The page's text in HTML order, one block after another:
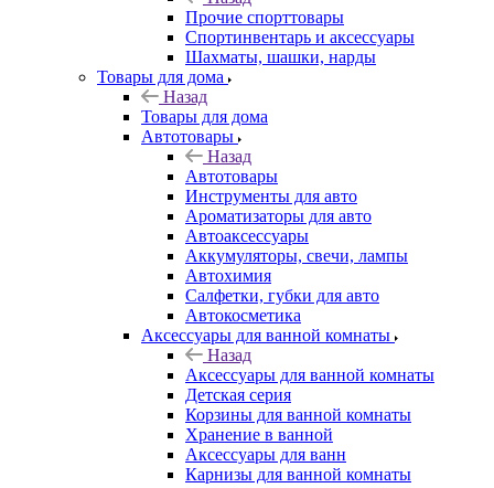
Прочие спорттовары
Спортинвентарь и аксессуары
Шахматы, шашки, нарды
Товары для дома
Назад
Товары для дома
Автотовары
Назад
Автотовары
Инструменты для авто
Ароматизаторы для авто
Автоаксессуары
Аккумуляторы, свечи, лампы
Автохимия
Салфетки, губки для авто
Автокосметика
Аксессуары для ванной комнаты
Назад
Аксессуары для ванной комнаты
Детская серия
Корзины для ванной комнаты
Хранение в ванной
Аксессуары для ванн
Карнизы для ванной комнаты